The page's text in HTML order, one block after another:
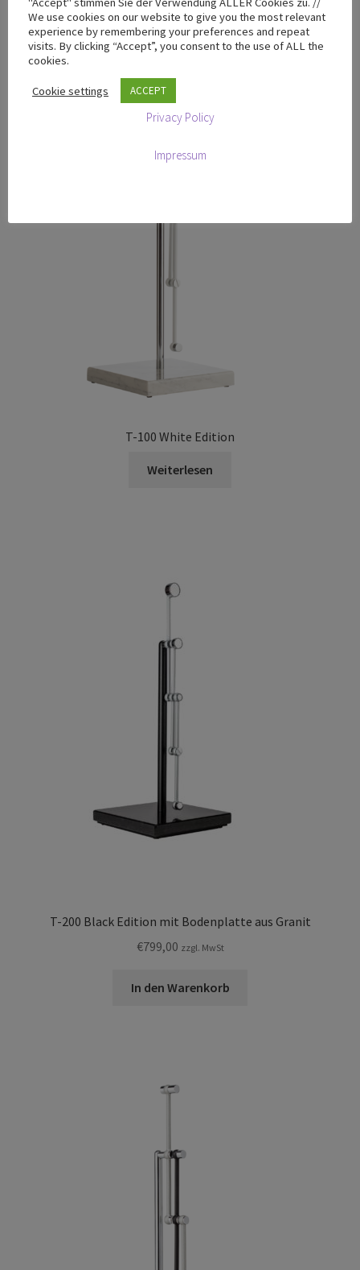
Ähnliche Produkte
T-100 White Edition
Weiterlesen
T-200 Black Edition mit Bodenplatte aus Granit
€799,00 zzgl. MwSt
In den Warenkorb
We use cookies on our website to give you the most relevant
experience by remembering your preferences and repeat
visits. By clicking “Accept”, you consent to the use of ALL the
cookies.
Cookie settings ACCEPT
Privacy Policy
Impressum